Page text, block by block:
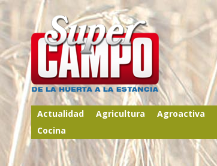
Actualidad Agricultura Agroactiva
Cocina